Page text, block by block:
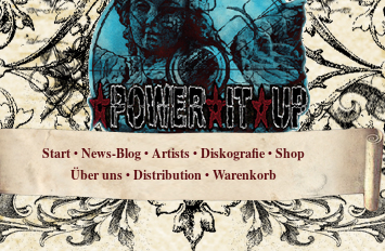
Start•News-Blog•Artists•Diskografie•Shop
Über uns•Distribution•Warenkorb